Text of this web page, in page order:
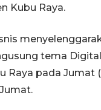
Kubu Raya.
tema
Raya pada Jumat